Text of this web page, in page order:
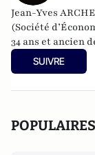
Jean-Yves
(Société
34 ans et ancien
SUIVRE
POPULAIRES